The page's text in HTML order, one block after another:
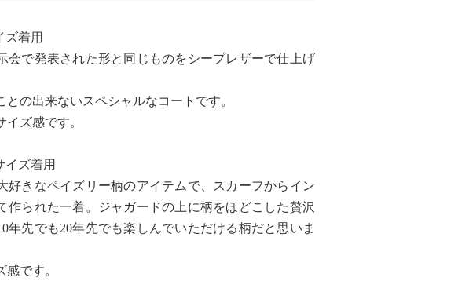
着用
会で発表された形と同じものをシープレザーで仕上げ
との出来ないスペシャルなコートです。
ズ感です。
ズ着用
好きなペイズリー柄のアイテムで、スカーフからイン
作られた一着。ジャガードの上に柄をほどこした贅沢
年先でも20年先でも楽しんでいただける柄だと思いま
感です。